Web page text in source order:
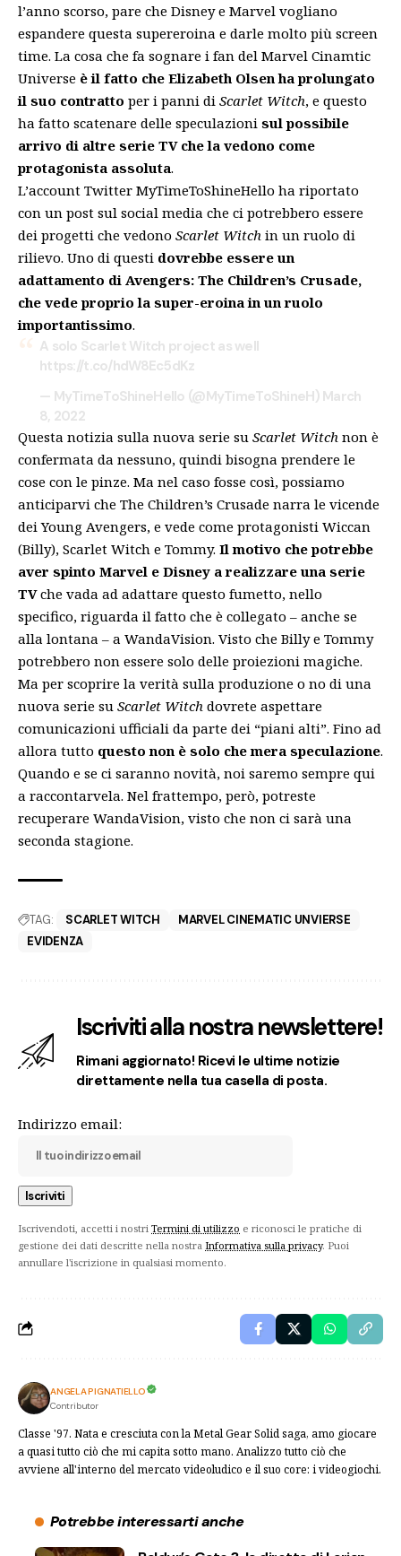
l’anno scorso, pare che Disney e Marvel vogliano
espandere questa supereroina e darle molto più screen
time. La cosa che fa sognare i fan del Marvel Cinamtic
Universe è il fatto che Elizabeth Olsen ha prolungato
il suo contratto per i panni di Scarlet Witch, e questo
ha fatto scatenare delle speculazioni sul possibile
arrivo di altre serie TV che la vedono come
protagonista assoluta.
L’account Twitter MyTimeToShineHello ha riportato
con un post sul social media che ci potrebbero essere
dei progetti che vedono Scarlet Witch in un ruolo di
rilievo. Uno di questi dovrebbe essere un
adattamento di Avengers: The Children’s Crusade,
che vede proprio la super-eroina in un ruolo
importantissimo.
A solo Scarlet Witch project as well
https://t.co/hdW8Ec5dKz
— MyTimeToShineHello (@MyTimeToShineH) March
8, 2022
Questa notizia sulla nuova serie su Scarlet Witch non è
confermata da nessuno, quindi bisogna prendere le
cose con le pinze. Ma nel caso fosse così, possiamo
anticiparvi che The Children’s Crusade narra le vicende
dei Young Avengers, e vede come protagonisti Wiccan
(Billy), Scarlet Witch e Tommy. Il motivo che potrebbe
aver spinto Marvel e Disney a realizzare una serie
TVche vada ad adattare questo fumetto, nello
specifico, riguarda il fatto che è collegato – anche se
alla lontana – a WandaVision. Visto che Billy e Tommy
potrebbero non essere solo delle proiezioni magiche.
Ma per scoprire la verità sulla produzione o no di una
nuova serie su Scarlet Witch dovrete aspettare
comunicazioni ufficiali da parte dei “piani alti”. Fino ad
allora tutto questo non è solo che mera speculazione.
Quando e se ci saranno novità, noi saremo sempre qui
a raccontarvela. Nel frattempo, però, potreste
recuperare WandaVision, visto che non ci sarà una
seconda stagione.
TAG: SCARLET WITCH
MARVEL CINEMATIC UNVIERSE
EVIDENZA
Iscriviti alla nostra newslettere!
Rimani aggiornato! Ricevi le ultime notizie
direttamente nella tua casella di posta.
Indirizzo email:
Iscrivendoti, accetti i nostri Termini di utilizzo e riconosci le pratiche di
gestione dei dati descritte nella nostra Informativa sulla privacy. Puoi
annullare l'iscrizione in qualsiasi momento.
ANGELA PIGNATIELLO
Contributor
Classe '97. Nata e cresciuta con la Metal Gear Solid saga, amo giocare
a quasi tutto ciò che mi capita sotto mano. Analizzo tutto ciò che
avviene all'interno del mercato videoludico e il suo core: i videogiochi.
Potrebbe interessarti anche